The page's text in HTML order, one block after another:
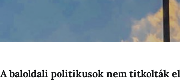
A baloldali politikusok nem titkolták